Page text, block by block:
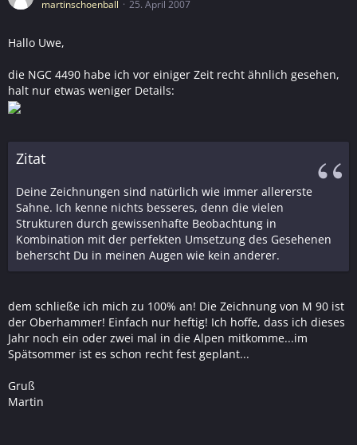
martinschoenball 25. April 2007
Hallo Uwe,
die NGC 4490 habe ich vor einiger Zeit recht ähnlich gesehen,
halt nur etwas weniger Details:
Zitat
Deine Zeichnungen sind natürlich wie immer allererste
Sahne. Ich kenne nichts besseres, denn die vielen
Strukturen durch gewissenhafte Beobachtung in
Kombination mit der perfekten Umsetzung des Gesehenen
beherscht Du in meinen Augen wie kein anderer.
dem schließe ich mich zu 100% an! Die Zeichnung von M 90 ist
der Oberhammer! Einfach nur heftig! Ich hoffe, dass ich dieses
Jahr noch ein oder zwei mal in die Alpen mitkomme...im
Spätsommer ist es schon recht fest geplant...
Gruß
Martin